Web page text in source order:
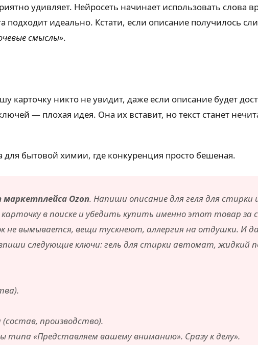
удивляет. Нейросеть начинает использовать
подходит идеально. Кстати, если описание получилось
смыслы».
карточку никто не увидит, даже если описание будет
— плохая идея. Она их вставит, но текст станет
для бытовой химии, где конкуренция просто бешеная.
маркетплейса Ozon. Напиши описание для геля для стирки
в поиске и убедить купить именно этот товар за
не вымывается, вещи тускнеют, аллергия на отдушки. И
следующие ключи: гель для стирки автомат, жидкий
производство).
типа «Представляем вашему вниманию». Сразу к делу».